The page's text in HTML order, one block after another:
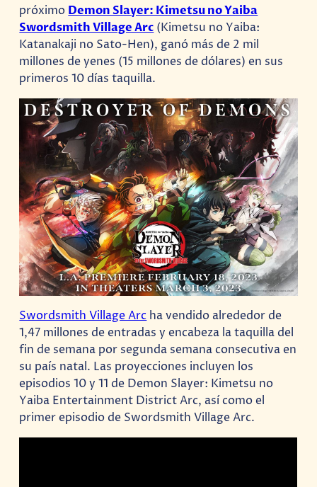
próximo Demon Slayer: Kimetsu no Yaiba
Swordsmith Village Arc (Kimetsu no Yaiba:
Katanakaji no Sato-Hen), ganó más de 2 mil
millones de yenes (15 millones de dólares) en sus
primeros 10 días taquilla.
Swordsmith Village Arc ha vendido alrededor de
1,47 millones de entradas y encabeza la taquilla del
fin de semana por segunda semana consecutiva en
su país natal. Las proyecciones incluyen los
episodios 10 y 11 de Demon Slayer: Kimetsu no
Yaiba Entertainment District Arc, así como el
primer episodio de Swordsmith Village Arc.